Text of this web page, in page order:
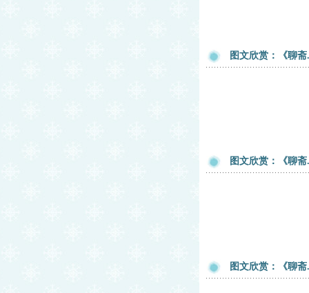
图文欣赏：《聊
图文欣赏：《聊
图文欣赏：《聊